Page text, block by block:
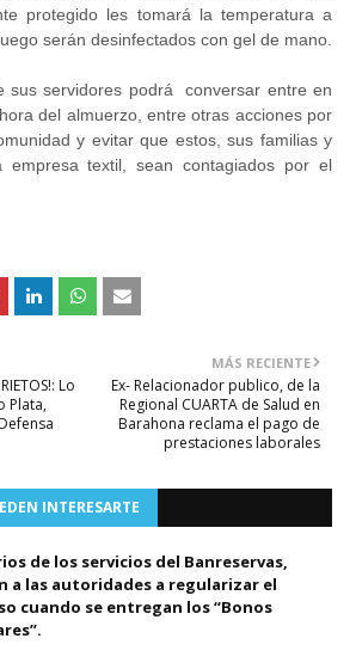
protegido les tomará la temperatura a
serán desinfectados con gel de mano.
sus servidores podrá conversar entre en
del almuerzo, entre otras acciones por
y evitar que estos, sus familias y
empresa textil, sean contagiados por el
MÁS RECIENTE
Ex- Relacionador publico, de la
Regional CUARTA de Salud en
Barahona reclama el pago de
prestaciones laborales
Lo
Plata,
INTERESARTE
de los servicios del Banreservas,
a las autoridades a regularizar el
cuando se entregan los “Bonos